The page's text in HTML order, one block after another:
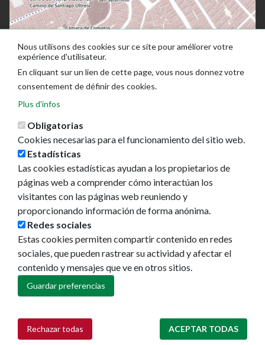
Ayuntamiento de Pamplona
Plaza Consistorial, s/n
31001 - Pamplona
948 420 100
pamplona@pamplona.es
Footer
menu
Aviso legal
Política de cookies
Política de privacidad
Accesibilidad
Nous utilisons des cookies sur ce site pour améliorer votre
expérience d'utilisateur.
En cliquant sur un lien de cette page, vous nous donnez votre
consentement de définir des cookies.
Plus d'infos
Obligatorias
Cookies necesarias para el funcionamiento del sitio web.
Estadísticas
Las cookies estadísticas ayudan a los propietarios de
páginas web a comprender cómo interactúan los
visitantes con las páginas web reuniendo y
proporcionando información de forma anónima.
Redes sociales
Estas cookies permiten compartir contenido en redes
sociales, que pueden rastrear su actividad y afectar el
contenido y mensajes que ve en otros sitios.
Guardar preferencias
Rechazar todas ACEPTAR TODAS
Retirar consentimiento